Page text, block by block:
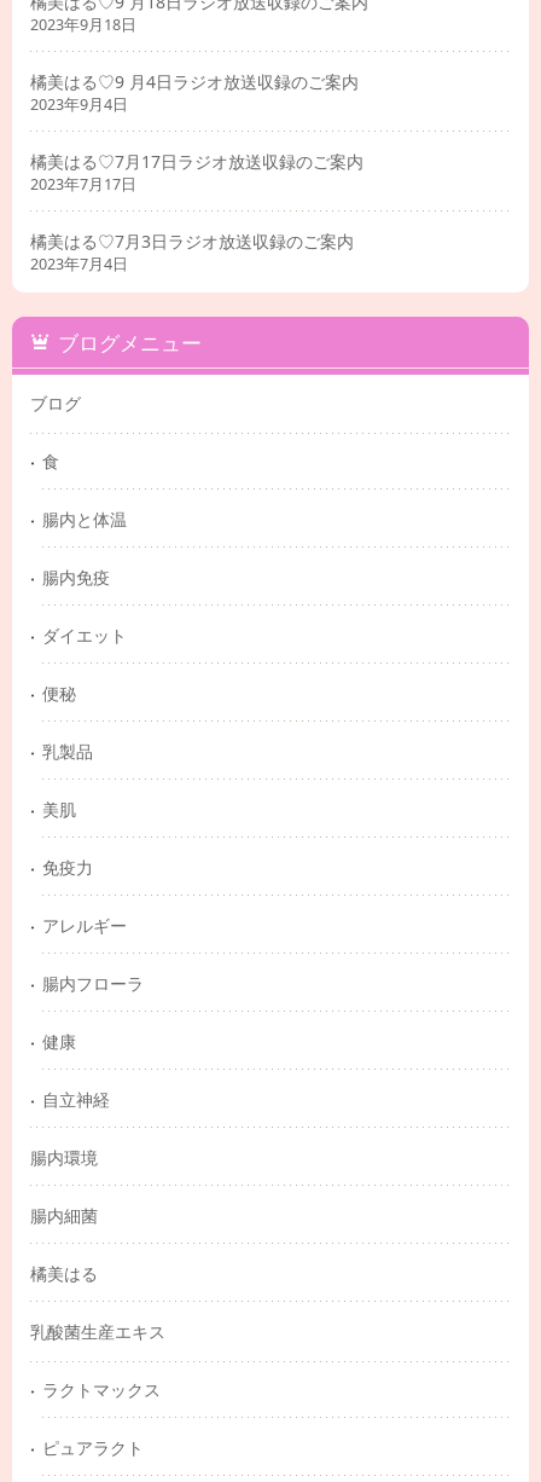
2023年9月18日
橘美はる♡9 月4日ラジオ放送収録のご案内
2023年9月4日
橘美はる♡7月17日ラジオ放送収録のご案内
2023年7月17日
橘美はる♡7月3日ラジオ放送収録のご案内
2023年7月4日
ブログメニュー
ブログ
食
腸内と体温
腸内免疫
ダイエット
便秘
乳製品
美肌
免疫力
アレルギー
腸内フローラ
健康
自立神経
腸内環境
腸内細菌
橘美はる
乳酸菌生産エキス
ラクトマックス
ピュアラクト